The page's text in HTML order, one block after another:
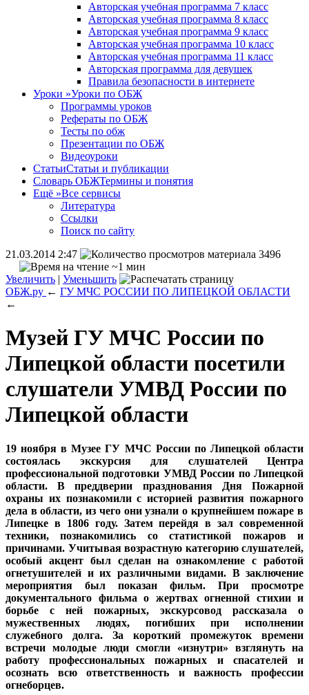
Авторская учебная программа 7 класс
Авторская учебная программа 8 класс
Авторская учебная программа 9 класс
Авторская учебная программа 10 класс
Авторская учебная программа 11 класс
Авторская программа для девушек
Правила безопасности в интернете
Уроки »Уроки по ОБЖ
Программы уроков
Рефераты по ОБЖ
Тесты по обж
Презентации по ОБЖ
Видеоуроки
СтатьиСтатьи и публикации
Словарь ОБЖТермины и понятия
Ещё »Все сервисы
Литература
Ссылки
Поиск по сайту
21.03.2014 2:47
3496
~1 мин
Увеличить | Уменьшить
ОБЖ.ру ← ГУ МЧС РОССИИ ПО ЛИПЕЦКОЙ ОБЛАСТИ
←
Музей ГУ МЧС России по
Липецкой области посетили
слушатели УМВД России по
Липецкой области
19 ноября в Музее ГУ МЧС России по Липецкой области
состоялась экскурсия для слушателей Центра
профессиональной подготовки УМВД России по Липецкой
области. В преддверии празднования Дня Пожарной
охраны их познакомили с историей развития пожарного
дела в области, из чего они узнали о крупнейшем пожаре в
Липецке в 1806 году. Затем перейдя в зал современной
техники, познакомились со статистикой пожаров и
причинами. Учитывая возрастную категорию слушателей,
особый акцент был сделан на ознакомление с работой
огнетушителей и их различными видами. В заключение
мероприятия был показан фильм. При просмотре
документального фильма о жертвах огненной стихии и
борьбе с ней пожарных, экскурсовод рассказала о
мужественных людях, погибших при исполнении
служебного долга. За короткий промежуток времени
встречи молодые люди смогли «изнутри» взглянуть на
работу профессиональных пожарных и спасателей и
осознать всю ответственность и важность профессии
огнеборцев.